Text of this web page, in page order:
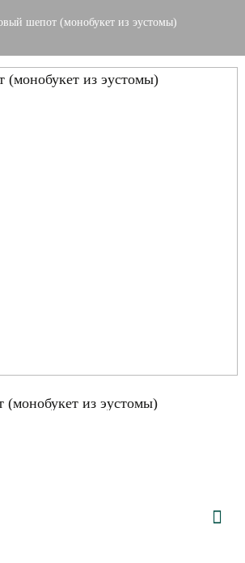
шепот (монобукет из эустомы)